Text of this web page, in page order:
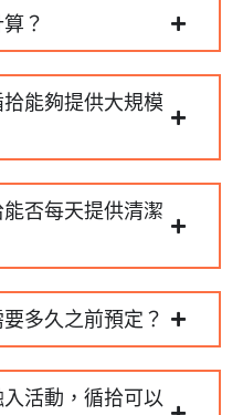
？
能夠提供大規模
否每天提供清潔
多久之前預定？
活動，循拾可以